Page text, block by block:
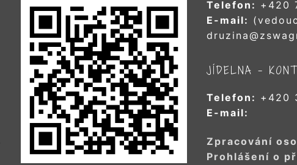
Telefon: +420
E-mail:
JÍDELNA –
Telefon: +420
E-mail:
Zpracování
Prohlášení o